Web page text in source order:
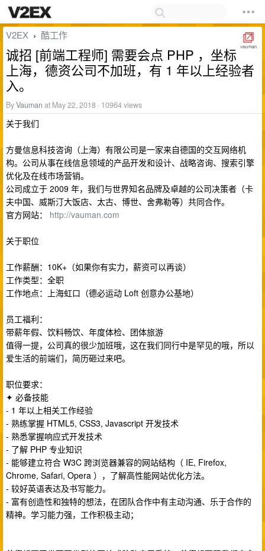
V2EX › 酷工作
诚招 [前端工程师] 需要会点 PHP ，坐标
上海，德资公司不加班，有 1 年以上经验者
入。
ByVauman at May 22, 2018 · 10964 views
关于我们
方曼信息科技咨询（上海）有限公司是一家来自德国的交互网络机
构。公司从事在线信息领域的产品开发和设计、战略咨询、搜索引擎
优化及在线市场营销。
公司成立于 2009 年，我们与世界知名品牌及卓越的公司决策者（卡
夫中国、威斯汀大饭店、太古、博世、舍弗勒等）共同合作。
官方网站： http://vauman.com
关于职位
工作薪酬：10K+（如果你有实力，薪资可以再谈）
工作类型：全职
工作地点：上海虹口（德必运动 Loft 创意办公基地）
员工福利：
带薪年假、饮料畅饮、年度体检、团体旅游
值得一提，公司真的很少加班哦，这在我们同行中是罕见的哦，所以
爱生活的前端们，简历砸过来吧。
职位要求：
✦ 必备技能
- 1 年以上相关工作经验
- 熟练掌握 HTML5, CSS3, Javascript 开发技术
- 熟悉掌握响应式开发技术
- 了解 PHP 专业知识
- 能够建立符合 W3C 跨浏览器兼容的网站结构（ IE, Firefox,
Chrome, Safari, Opera ），了解高性能网站优化方法。
- 较好英语表达及书写能力。
- 富有创造性和独特的想法，在团队合作中有主动沟通、乐于合作的
精神。学习能力强，工作积极主动；